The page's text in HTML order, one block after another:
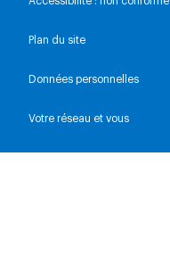
Plan du site
Données personnelles
Votre réseau et vous